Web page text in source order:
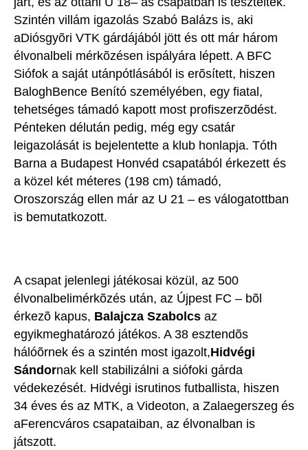
Szintén villám igazolás Szabó Balázs is, aki
aDiósgyõri VTK gárdájából jött és ott már három
élvonalbeli mérkõzésen ispályára lépett. A BFC
Siófok a saját utánpótlásából is erõsített, hiszen
BaloghBence Benító személyében, egy fiatal,
tehetséges támadó kapott most profiszerzõdést.
Pénteken délután pedig, még egy csatár
leigazolását is bejelentette a klub honlapja. Tóth
Barna a Budapest Honvéd csapatából érkezett és
a közel két méteres (198 cm) támadó,
Oroszország ellen már az U 21 – es válogatottban
is bemutatkozott.
A csapat jelenlegi játékosai közül, az 500
élvonalbelimérkõzés után, az Újpest FC – bõl
érkezõ kapus, Balajcza Szabolcs az
egyikmeghatározó játékos. A 38 esztendõs
hálóõrnek és a szintén most igazolt,Hidvégi
Sándornak kell stabilizálni a siófoki gárda
védekezését. Hidvégi isrutinos futballista, hiszen
34 éves és az MTK, a Videoton, a Zalaegerszeg és
aFerencváros csapataiban, az élvonalban is
játszott.